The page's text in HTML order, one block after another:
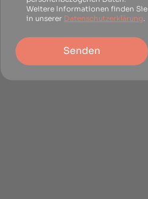
Weitere Informationen finden Sie
in unserer Datenschutzerklärung
Senden